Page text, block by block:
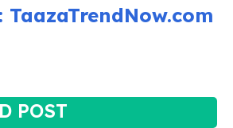
TaazaTrendNow.com
POST